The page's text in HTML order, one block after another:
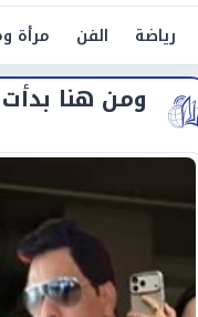
رياضة الفن مرأة
ومن هنا